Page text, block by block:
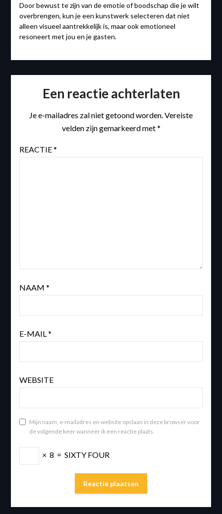
Door bewust te zijn van de emotie of boodschap die je wilt
overbrengen, kun je een kunstwerk selecteren dat niet
alleen visueel aantrekkelijk is, maar ook emotioneel
resoneert met jou en je gasten.
Een reactie achterlaten
Je e-mailadres zal niet getoond worden.Vereiste
velden zijn gemarkeerd met*
REACTIE*
NAAM *
E-MAIL*
WEBSITE
Mijn naam, e-mailadres en website opslaan in deze browser voor
de volgende keer wanneer ik een reactie plaats.
× 8 = SIXTY FOUR